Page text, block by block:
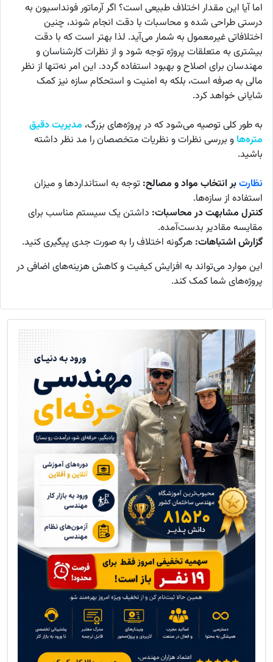
اما آیا این مقدار اختلاف طبیعی است؟ اگر آرماتور فونداسیون به
درستی طراحی شده و محاسبات با دقت انجام شوند، چنین
اختلافاتی غیرمعمول به شمار می‌آید. لذا بهتر است که با دقت
بیشتری به متعلقات پروژه توجه شود و از نظرات کارشناسان و
مهندسان برای اصلاح و بهبود استفاده گردد. این امر نه‌تنها از نظر
مالی به صرفه است، بلکه به امنیت و استحکام سازه نیز کمک
شایانی خواهد کرد.
به طور کلی توصیه می‌شود که در پروژه‌های بزرگ، مدیریت دقیق
متره‌ها و بررسی نظرات و نظریات متخصصان را مد نظر داشته
باشید.
نظارتبر انتخاب مواد و مصالح: توجه به استانداردها و میزان
استفاده از سازه‌ها.
کنترل مشابهت در محاسبات: داشتن یک سیستم مناسب برای
مقایسه مقادیر بدست‌آمده.
گزارش اشتباهات: هرگونه اختلاف را به صورت جدی پیگیری کنید.
این موارد می‌تواند به افزایش کیفیت و کاهش هزینه‌های اضافی در
پروژه‌های شما کمک کند.